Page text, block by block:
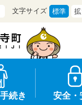
続き 安全・
文字サイズ 標準